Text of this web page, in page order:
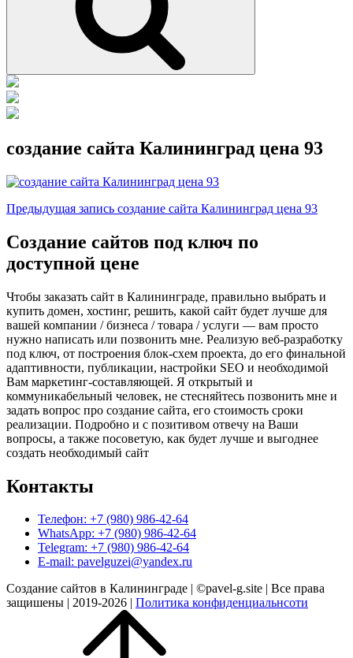
создание сайта Калининград цена 93
Навигация
по
записям
Предыдущая
Предыдущая запись создание сайта Калининград цена 93
Создание сайтов под ключ по
доступной цене
Чтобы заказать сайт в Калининграде, правильно выбрать и
купить домен, хостинг, решить, какой сайт будет лучше для
вашей компании / бизнеса / товара / услуги — вам просто
нужно написать или позвонить мне. Реализую веб-разработку
под ключ, от построения блок-схем проекта, до его финальной
адаптивности, публикации, настройки SEO и необходимой
Вам маркетинг-составляющей. Я открытый и
коммуникабельный человек, не стесняйтесь позвонить мне и
задать вопрос про создание сайта, его стоимость сроки
реализации. Подробно и с позитивом отвечу на Ваши
вопросы, а также посоветую, как будет лучше и выгоднее
создать необходимый сайт
Контакты
Телефон: +7 (980) 986-42-64
WhatsApp: +7 (980) 986-42-64
Telegram: +7 (980) 986-42-64
E-mail: pavelguzei@yandex.ru
Создание сайтов в Калининграде | ©pavel-g.site | Все права
защишены | 2019-2026 | Политика конфиденциальнсоти